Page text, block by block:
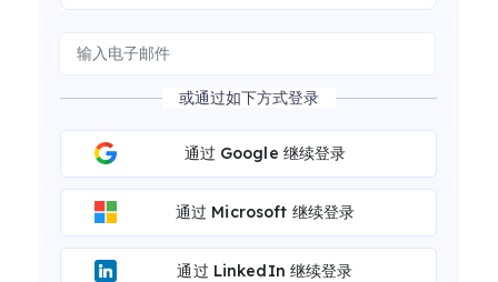
或通过如下方式登录
通过 Google 继续登录
通过 Microsoft 继续登录
通过 LinkedIn 继续登录